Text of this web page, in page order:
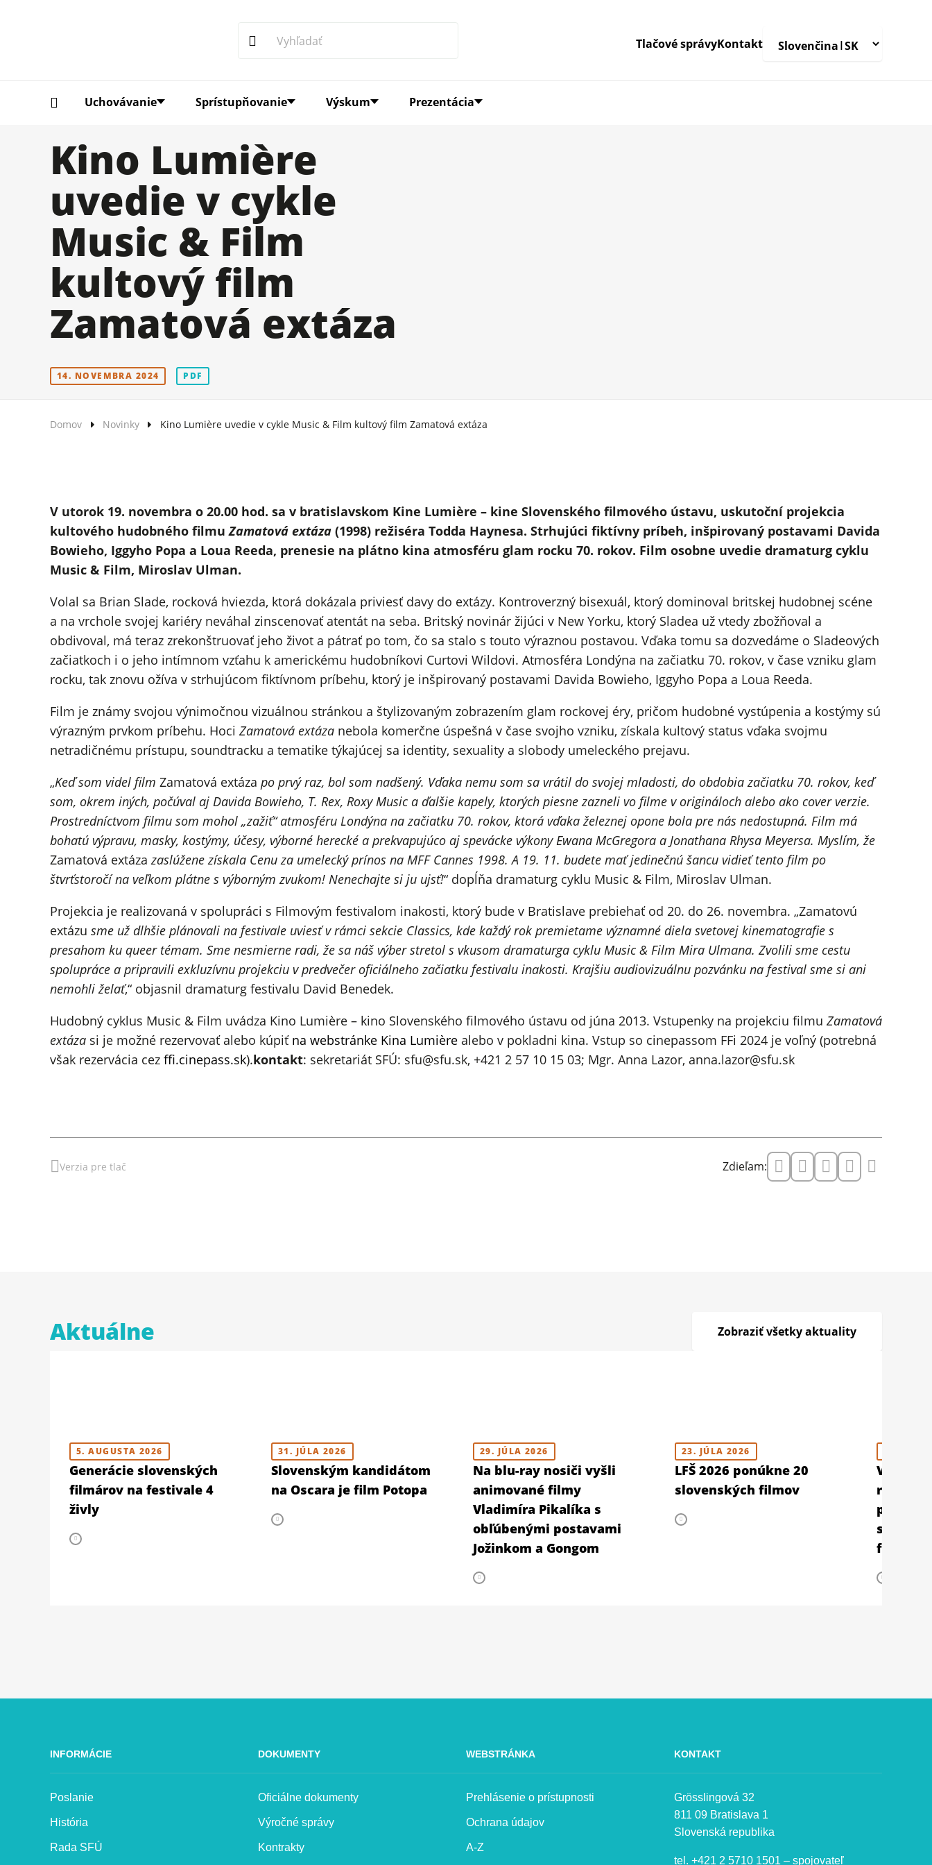
Uchovávanie Sprístupňovanie Výskum Prezentácia
Tlačové správyKontakt
Kino Lumière
uvedie v cykle
Music & Film
kultový film
Zamatová extáza
14. NOVEMBRA 2024 PDF
Domov Novinky Kino Lumière uvedie v cykle Music & Film kultový film Zamatová extáza
V utorok 19. novembra o 20.00 hod. sa v bratislavskom Kine Lumière – kine Slovenského filmového ústavu, uskutoční projekcia
kultového hudobného filmuZamatová extáza (1998) režiséra Todda Haynesa. Strhujúci fiktívny príbeh, inšpirovaný postavami Davida
Bowieho, Iggyho Popa a Loua Reeda, prenesie na plátno kina atmosféru glam rocku 70. rokov. Film osobne uvedie dramaturg cyklu
Music & Film, Miroslav Ulman.
Volal sa Brian Slade, rocková hviezda, ktorá dokázala priviesť davy do extázy. Kontroverzný bisexuál, ktorý dominoval britskej hudobnej scéne
a na vrchole svojej kariéry neváhal zinscenovať atentát na seba. Britský novinár žijúci v New Yorku, ktorý Sladea už vtedy zbožňoval a
obdivoval, má teraz zrekonštruovať jeho život a pátrať po tom, čo sa stalo s touto výraznou postavou. Vďaka tomu sa dozvedáme o Sladeových
začiatkoch i o jeho intímnom vzťahu k americkému hudobníkovi Curtovi Wildovi. Atmosféra Londýna na začiatku 70. rokov, v čase vzniku glam
rocku, tak znovu ožíva v strhujúcom fiktívnom príbehu, ktorý je inšpirovaný postavami Davida Bowieho, Iggyho Popa a Loua Reeda.
Film je známy svojou výnimočnou vizuálnou stránkou a štylizovaným zobrazením glam rockovej éry, pričom hudobné vystúpenia a kostýmy sú
výrazným prvkom príbehu. Hoci Zamatová extáza nebola komerčne úspešná v čase svojho vzniku, získala kultový status vďaka svojmu
netradičnému prístupu, soundtracku a tematike týkajúcej sa identity, sexuality a slobody umeleckého prejavu.
„Keď som videl film Zamatová extáza po prvý raz, bol som nadšený. Vďaka nemu som sa vrátil do svojej mladosti, do obdobia začiatku 70. rokov, keď
som, okrem iných, počúval aj Davida Bowieho, T. Rex, Roxy Music a ďalšie kapely, ktorých piesne zazneli vo filme v origináloch alebo ako cover verzie.
Prostredníctvom filmu som mohol „zažiť“ atmosféru Londýna na začiatku 70. rokov, ktorá vďaka železnej opone bola pre nás nedostupná. Film má
bohatú výpravu, masky, kostýmy, účesy, výborné herecké a prekvapujúco aj spevácke výkony Ewana McGregora a Jonathana Rhysa Meyersa. Myslím, že
Zamatová extáza zaslúžene získala Cenu za umelecký prínos na MFF Cannes 1998. A 19. 11. budete mať jedinečnú šancu vidieť tento film po
štvrťstoročí na veľkom plátne s výborným zvukom! Nenechajte si ju ujsť!“ dopĺňa dramaturg cyklu Music & Film, Miroslav Ulman.
Projekcia je realizovaná v spolupráci s Filmovým festivalom inakosti, ktorý bude v Bratislave prebiehať od 20. do 26. novembra. „Zamatovú
extázu sme už dlhšie plánovali na festivale uviesť v rámci sekcie Classics, kde každý rok premietame významné diela svetovej kinematografie s
presahom ku queer témam. Sme nesmierne radi, že sa náš výber stretol s vkusom dramaturga cyklu Music & Film Mira Ulmana. Zvolili sme cestu
spolupráce a pripravili exkluzívnu projekciu v predvečer oficiálneho začiatku festivalu inakosti. Krajšiu audiovizuálnu pozvánku na festival sme si ani
nemohli želať,“ objasnil dramaturg festivalu David Benedek.
Hudobný cyklus Music & Film uvádza Kino Lumière – kino Slovenského filmového ústavu od júna 2013. Vstupenky na projekciu filmu Zamatová
extáza si je možné rezervovať alebo kúpiť na webstránke Kina Lumière alebo v pokladni kina. Vstup so cinepassom FFi 2024 je voľný (potrebná
však rezervácia cez ffi.cinepass.sk).kontakt: sekretariát SFÚ: sfu@sfu.sk, +421 2 57 10 15 03; Mgr. Anna Lazor, anna.lazor@sfu.sk
Verzia pre tlač Zdieľam:
Aktuálne
5. AUGUSTA 2026
Generácie slovenských
filmárov na festivale 4
živly
31. JÚLA 2026
Slovenským kandidátom
na Oscara je film Potopa
29. JÚLA 2026
Na blu-ray nosiči vyšli
animované filmy
Vladimíra Pikalíka s
obľúbenými postavami
Jožinkom a Gongom
23. JÚLA 2026
LFŠ 2026 ponúkne 20
slovenských filmov
V
filmu
Zobraziť všetky aktuality
INFORMÁCIE
Poslanie
História
Rada SFÚ
DOKUMENTY
Oficiálne dokumenty
Výročné správy
Kontrakty
WEBSTRÁNKA
Prehlásenie o prístupnosti
Ochrana údajov
A-Z
KONTAKT
Grösslingová 32
811 09 Bratislava 1
Slovenská republika
tel. +421 2 5710 1501 – spojovateľ